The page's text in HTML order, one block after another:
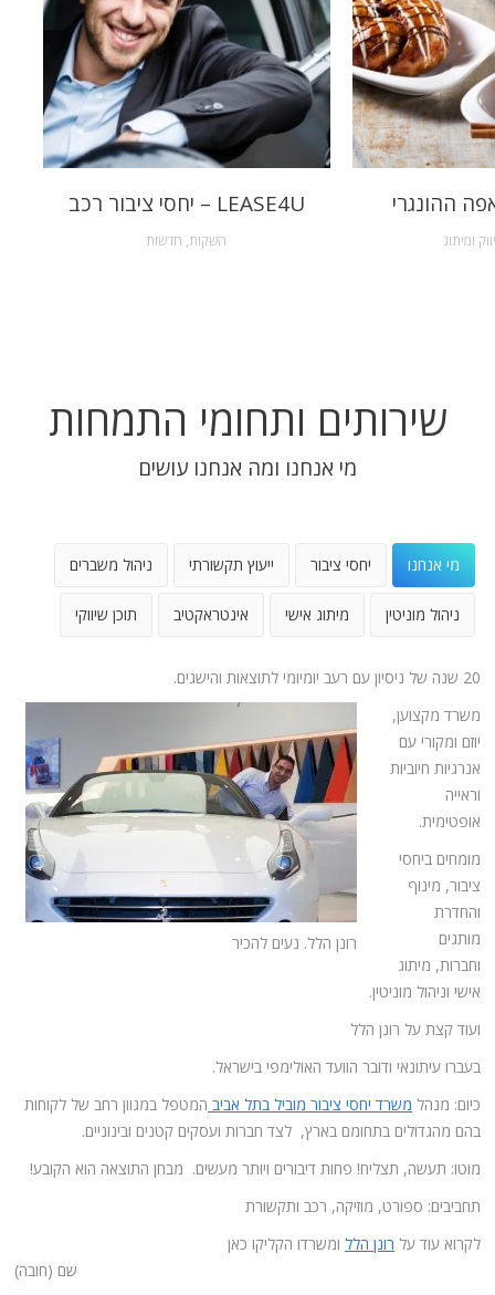
LEASE4U – יחסי ציבור רכב
השקות, חדשות
ההונגרי
ומיתוג
שירותים ותחומי התמחות
מי אנחנו ומה אנחנו עושים
מי אנחנו יחסי ציבור ייעוץ תקשורתי ניהול משברים
ניהול מוניטין מיתוג אישי אינטראקטיב תוכן שיווקי
20 שנה של ניסיון עם רעב יומיומי לתוצאות והישגים.
רונן הלל. נעים להכיר
משרד מקצוען,
יוזם ומקורי עם
אנרגיות חיוביות
וראייה
אופטימית.
מומחים ביחסי
ציבור, מינוף
והחדרת
מותגים
וחברות, מיתוג
אישי וניהול מוניטין.
ועוד קצת על רונן הלל
בעברו עיתונאי ודובר הוועד האולימפי בישראל.
כיום: מנהל משרד יחסי ציבור מוביל בתל אביב המטפל במגוון רחב של לקוחות
בהם מהגדולים בתחומם בארץ, לצד חברות ועסקים קטנים ובינוניים.
מוטו: תעשה, תצליח! פחות דיבורים ויותר מעשים. מבחן התוצאה הוא הקובע!
תחביבים: ספורט, מוזיקה, רכב ותקשורת
לקרוא עוד על רונן הלל ומשרדו הקליקו כאן
שם (חובה)